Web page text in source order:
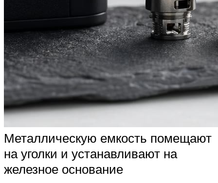
Металлическую емкость помещают
на уголки и устанавливают на
железное основание